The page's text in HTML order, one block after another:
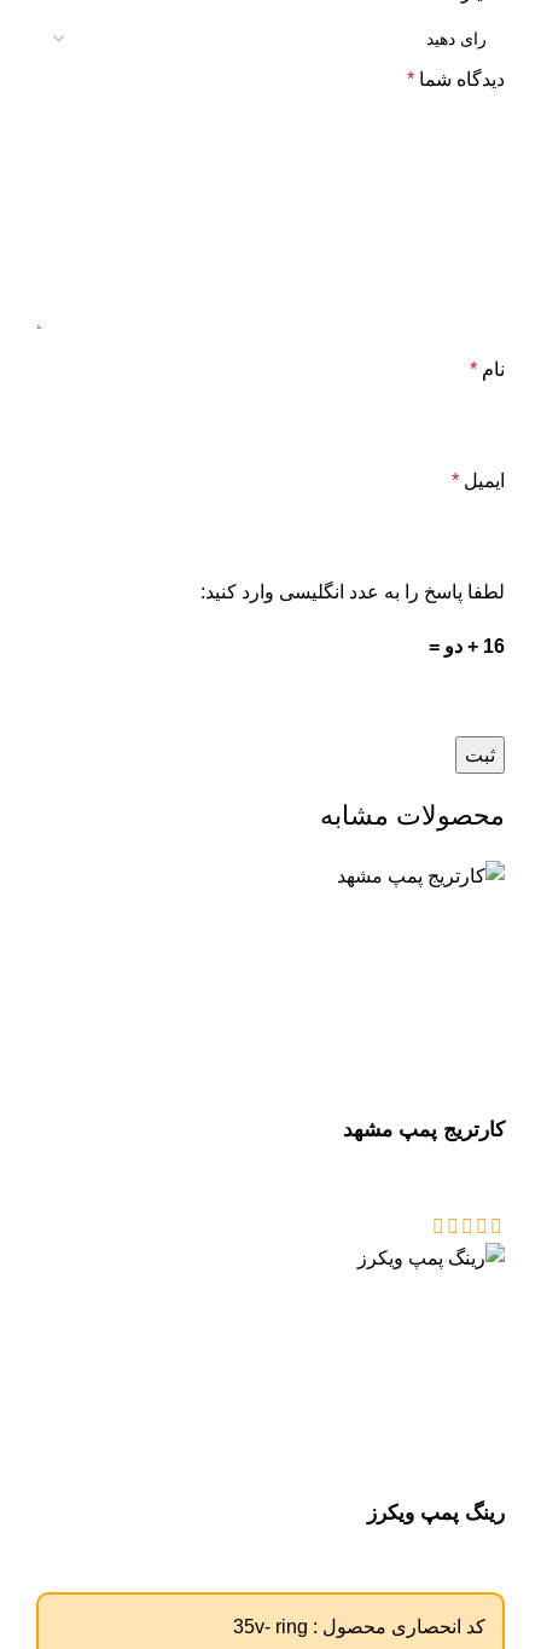
دیدگاه شما *
نام *
ایمیل *
لطفا پاسخ را به عدد انگلیسی وارد کنید:
16 + دو =
محصولات مشابه
کارتریج پمپ مشهد
رینگ پمپ ویکرز
کد انحصاری محصول : 35v- ring